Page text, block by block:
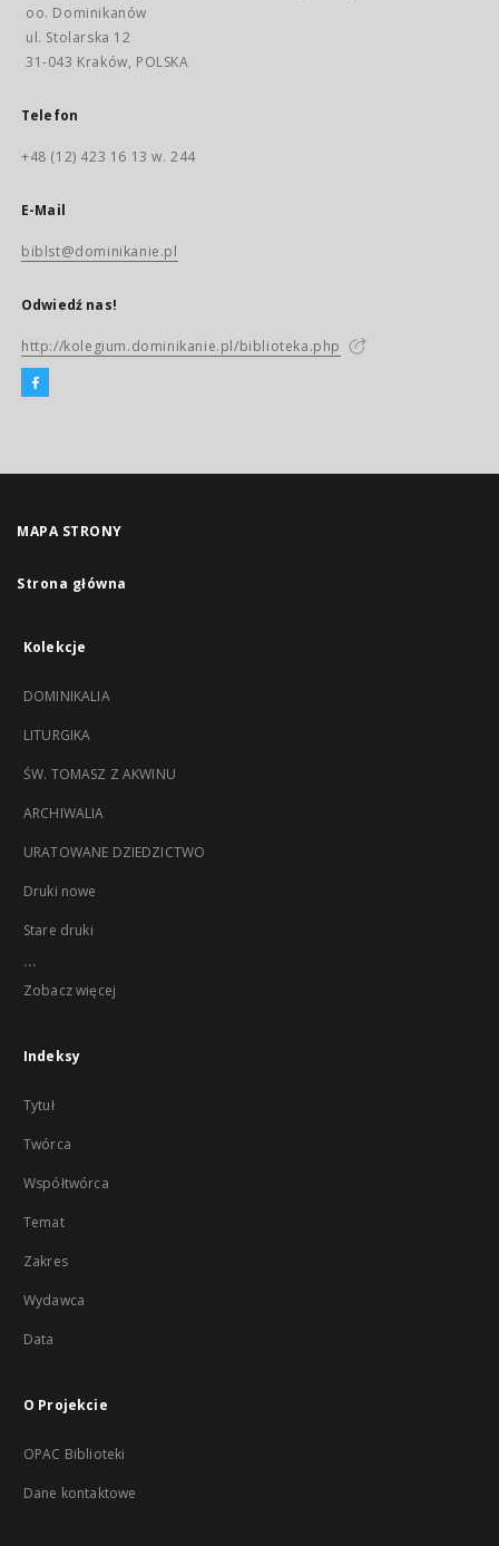
oo. Dominikanów
ul. Stolarska 12
31-043 Kraków, POLSKA
Telefon
+48 (12) 423 16 13 w. 244
E-Mail
biblst@dominikanie.pl
Odwiedź nas!
http://kolegium.dominikanie.pl/biblioteka.php
MAPA STRONY
Strona główna
Kolekcje
DOMINIKALIA
LITURGIKA
ŚW. TOMASZ Z AKWINU
ARCHIWALIA
URATOWANE DZIEDZICTWO
Druki nowe
Stare druki
...
Zobacz więcej
Indeksy
Tytuł
Twórca
Współtwórca
Temat
Zakres
Wydawca
Data
O Projekcie
OPAC Biblioteki
Dane kontaktowe